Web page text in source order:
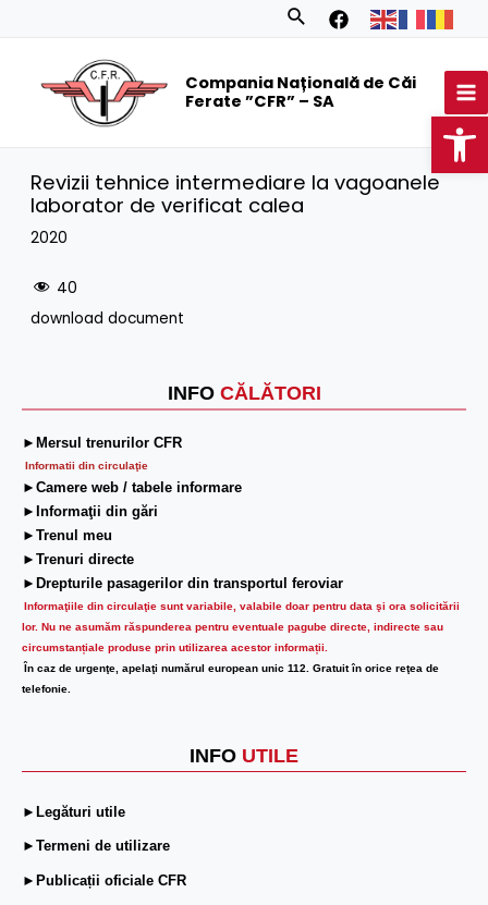
Search
Compania Națională de Căi
Ferate ”CFR” – SA
INFO CĂLĂTORI
►Mersul trenurilor CFR
Informatii din circulaţie
►Camere web / tabele informare
►Informaţii din gări
►Trenul meu
►Trenuri directe
►Drepturile pasagerilor din transportul feroviar
Informaţiile din circulaţie sunt variabile, valabile doar pentru data şi ora solicitării
lor. Nu ne asumăm răspunderea pentru eventuale pagube directe, indirecte sau
circumstanțiale produse prin utilizarea acestor informații.
În caz de urgenţe, apelaţi numărul european unic 112. Gratuit în orice reţea de
telefonie.
INFO UTILE
►Legături utile
►Termeni de utilizare
►Publicații oficiale CFR
Revizii tehnice intermediare la vagoanele
laborator de verificat calea
2020
40
download document